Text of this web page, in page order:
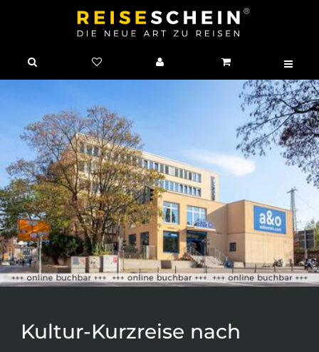
Kultur-Kurzreise nach